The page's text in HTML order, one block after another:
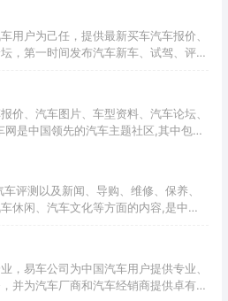
用户为己任，提供最新买车汽车报价、
，第一时间发布汽车新车、试驾、评
价、汽车图片、车型资料、汽车论坛、
是中国领先的汽车主题社区,其中包括
评测以及新闻、导购、维修、保养、
休闲、汽车文化等方面的内容,是中国
，易车公司为中国汽车用户提供专业、
并为汽车厂商和汽车经销商提供卓有成